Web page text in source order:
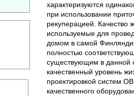
характеризуются
при использовании
рекуперацией. Качество
используемые для
домом в самой
полностью
существующим в данной
качественный уровень
проектировкой систем
качественного